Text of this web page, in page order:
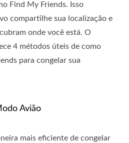
Find My Friends. Isso
compartilhe sua localização e
onde você está. O
4 métodos úteis de como
para congelar sua
Avião
mais eficiente de congelar